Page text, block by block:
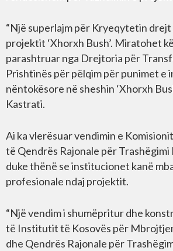
“Një superlajm për Kryeqytetin
projektit ‘Xhorxh Bush’. Miratohet
parashtruar nga Drejtoria për
Prishtinës për pëlqim për punimet
nëntokësore në sheshin ‘Xhorxh
Kastrati.
Ai ka vlerësuar vendimin e
të Qendrës Rajonale për
duke thënë se institucionet kanë
profesionale ndaj projektit.
“Një vendim i shumëpritur dhe
të Institutit të Kosovës për
dhe Qendrës Rajonale për